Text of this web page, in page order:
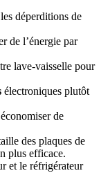
déperditions de
de l’énergie par
lave-vaisselle pour
électroniques plutôt
de
des plaques de
plus efficace.
et le réfrigérateur